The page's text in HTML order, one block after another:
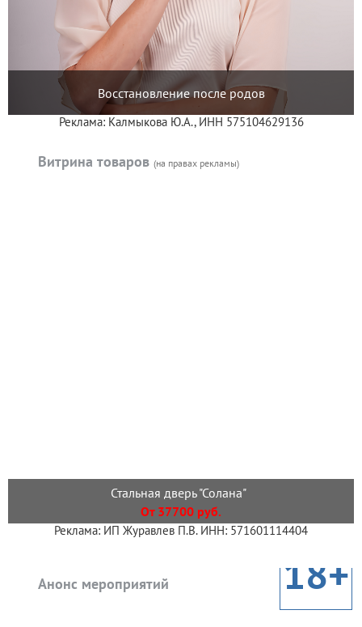
Восстановление после родов
Реклама: Калмыкова Ю.А., ИНН 575104629136
Витрина товаров (на правах рекламы)
Стальная дверь "Солана"
От 37700 руб.
Реклама: ИП Журавлев П.В. ИНН: 571601114404
Анонс мероприятий 18+